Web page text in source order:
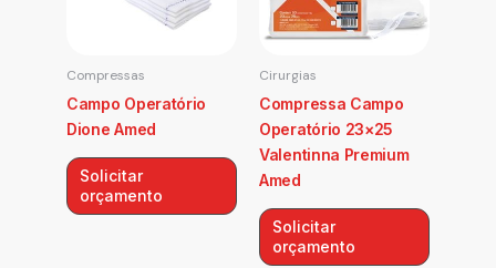
Compressas
Campo Operatório
Dione Amed
Solicitar
orçamento
Cirurgias
Compressa Campo
Operatório 23×25
Valentinna Premium
Amed
Solicitar
orçamento